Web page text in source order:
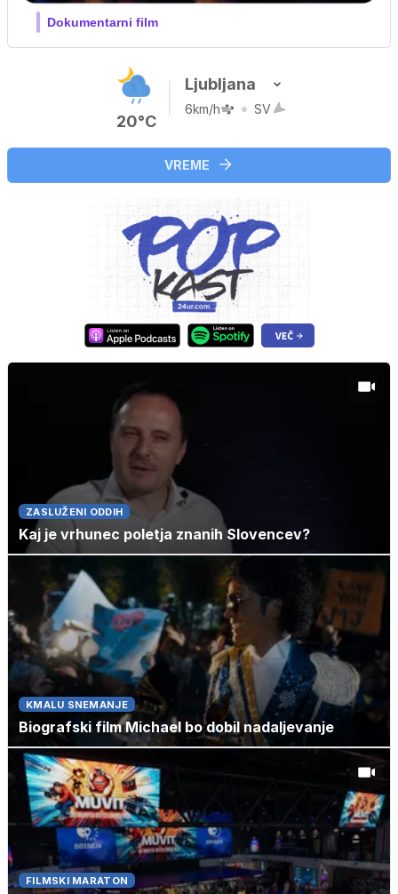
20°C
Ljubljana
6km/h SV
VREME
ZASLUŽENI ODDIH
Kaj je vrhunec poletja znanih Slovencev?
KMALU SNEMANJE
Biografski film Michael bo dobil nadaljevanje
FILMSKI MARATON